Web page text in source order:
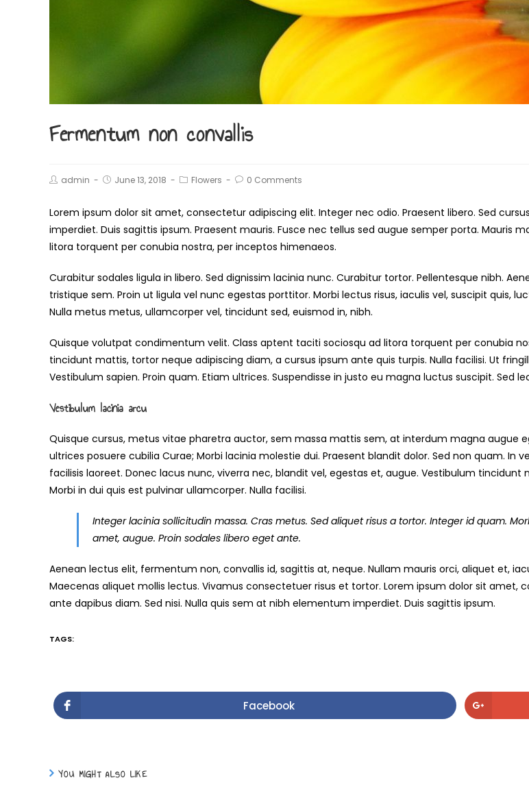
Fermentum non convallis
admin June 13, 2018 Flowers 0 Comments
Lorem ipsum dolor sit amet, consectetur adipiscing elit. Integer nec odio. Praesent libero. Sed
imperdiet. Duis sagittis ipsum. Praesent mauris. Fusce nec tellus sed augue semper porta. Mauris
litora torquent per conubia nostra, per inceptos himenaeos.
Curabitur sodales ligula in libero. Sed dignissim lacinia nunc. Curabitur tortor. Pellentesque nibh.
tristique sem. Proin ut ligula vel nunc egestas porttitor. Morbi lectus risus, iaculis vel, suscipit quis,
Nulla metus metus, ullamcorper vel, tincidunt sed, euismod in, nibh.
Quisque volutpat condimentum velit. Class aptent taciti sociosqu ad litora torquent per conubia
tincidunt mattis, tortor neque adipiscing diam, a cursus ipsum ante quis turpis. Nulla facilisi. Ut
Vestibulum sapien. Proin quam. Etiam ultrices. Suspendisse in justo eu magna luctus suscipit. Sed
Vestibulum lacinia arcu
Quisque cursus, metus vitae pharetra auctor, sem massa mattis sem, at interdum magna augue
ultrices posuere cubilia Curae; Morbi lacinia molestie dui. Praesent blandit dolor. Sed non quam.
facilisis laoreet. Donec lacus nunc, viverra nec, blandit vel, egestas et, augue. Vestibulum
Morbi in dui quis est pulvinar ullamcorper. Nulla facilisi.
Integer lacinia sollicitudin massa. Cras metus. Sed aliquet risus a tortor. Integer id quam.
amet, augue. Proin sodales libero eget ante.
Aenean lectus elit, fermentum non, convallis id, sagittis at, neque. Nullam mauris orci, aliquet et,
Maecenas aliquet mollis lectus. Vivamus consectetuer risus et tortor. Lorem ipsum dolor sit amet,
ante dapibus diam. Sed nisi. Nulla quis sem at nibh elementum imperdiet. Duis sagittis ipsum.
TAGS:
Facebook
YOU MIGHT ALSO LIKE